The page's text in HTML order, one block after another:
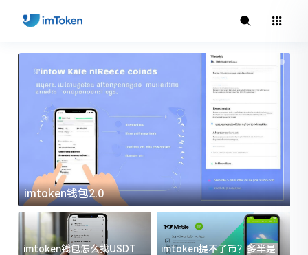
imtoken钱包2.0
imtoken钱包怎么找USDT地
imtoken提不了币？多半是这